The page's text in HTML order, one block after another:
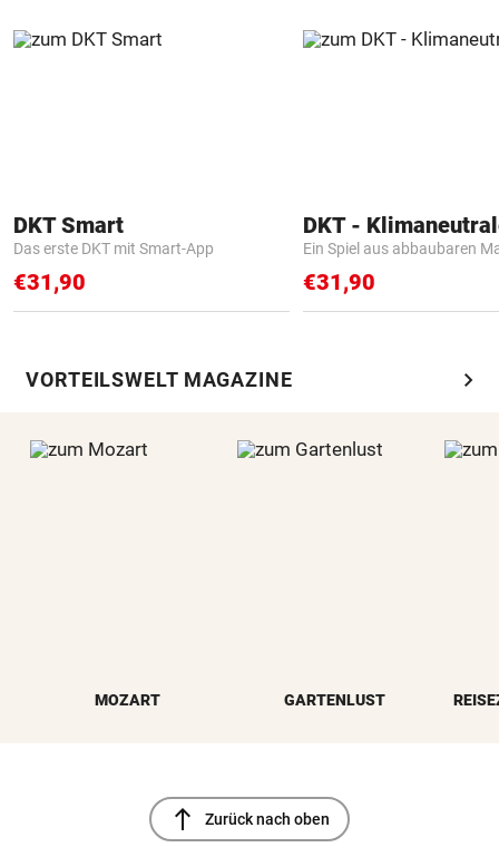
DKT Smart
Das erste DKT mit Smart-App
€31,90
Ein Spiel aus abbaubaren
€31,90
VORTEILSWELT MAGAZINE chevron_right
MOZART GARTENLUST
north Zurück nach oben